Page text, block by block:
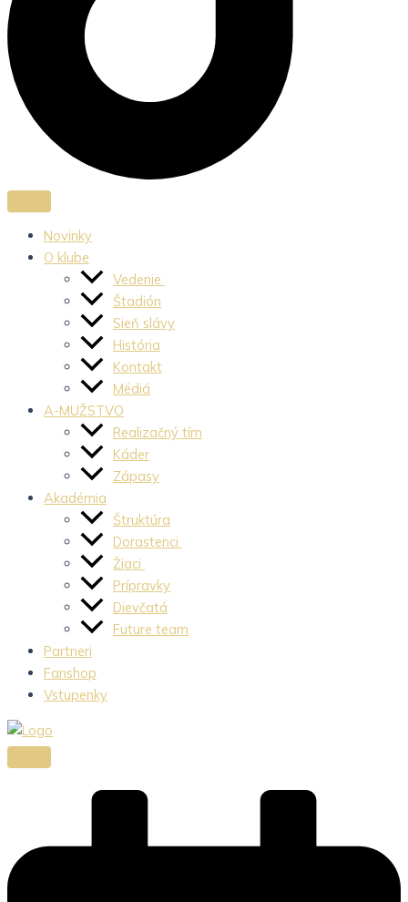
Novinky
O klube
Vedenie
Štadión
Sieň slávy
História
Kontakt
Médiá
A-MUŽSTVO
Realizačný tím
Káder
Zápasy
Akadémia
Štruktúra
Dorastenci
Žiaci
Prípravky
Dievčatá
Future team
Partneri
Fanshop
Vstupenky